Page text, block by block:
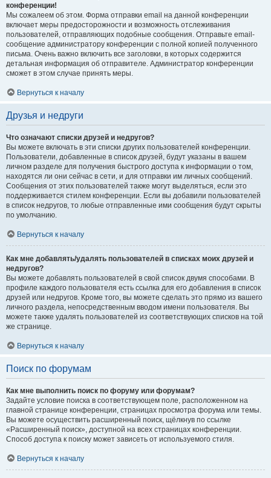
конференции!
Мы сожалеем об этом. Форма отправки email на данной конференции
включает меры предосторожности и возможность отслеживания
пользователей, отправляющих подобные сообщения. Отправьте email-
сообщение администратору конференции с полной копией полученного
письма. Очень важно включить все заголовки, в которых содержится
детальная информация об отправителе. Администратор конференции
сможет в этом случае принять меры.
Вернуться к началу
Друзья и недруги
Что означают списки друзей и недругов?
Вы можете включать в эти списки других пользователей конференции.
Пользователи, добавленные в список друзей, будут указаны в вашем
личном разделе для получения быстрого доступа к информации о том,
находятся ли они сейчас в сети, и для отправки им личных сообщений.
Сообщения от этих пользователей также могут выделяться, если это
поддерживается стилем конференции. Если вы добавили пользователей
в список недругов, то любые отправленные ими сообщения будут скрыты
по умолчанию.
Вернуться к началу
Как мне добавлять/удалять пользователей в списках моих друзей и
недругов?
Вы можете добавлять пользователей в свой список двумя способами. В
профиле каждого пользователя есть ссылка для его добавления в список
друзей или недругов. Кроме того, вы можете сделать это прямо из вашего
личного раздела, непосредственным вводом имени пользователя. Вы
можете также удалять пользователей из соответствующих списков на той
же странице.
Вернуться к началу
Поиск по форумам
Как мне выполнить поиск по форуму или форумам?
Задайте условие поиска в соответствующем поле, расположенном на
главной странице конференции, страницах просмотра форума или темы.
Вы можете осуществить расширенный поиск, щёлкнув по ссылке
«Расширенный поиск», доступной на всех страницах конференции.
Способ доступа к поиску может зависеть от используемого стиля.
Вернуться к началу